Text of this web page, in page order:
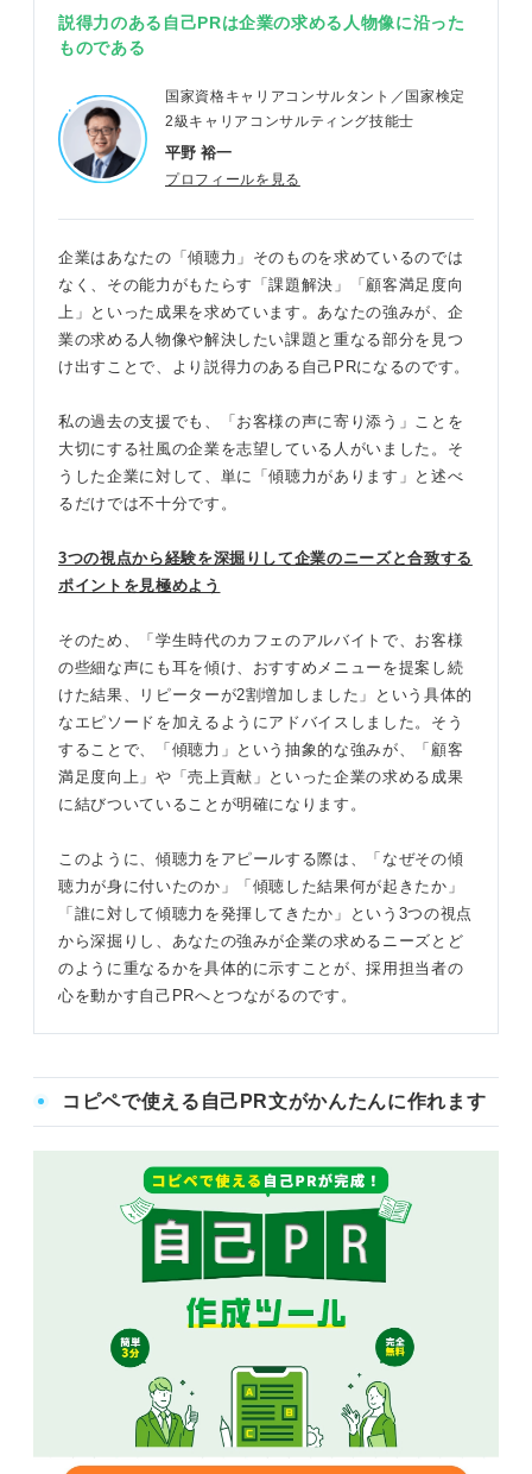
説得力のある自己PRは企業の求める人物像に沿った
ものである
国家資格キャリアコンサルタント／国家検定
2級キャリアコンサルティング技能士
平野 裕一
プロフィールを見る
企業はあなたの「傾聴力」そのものを求めているのでは
なく、その能力がもたらす「課題解決」「顧客満足度向
上」といった成果を求めています。あなたの強みが、企
業の求める人物像や解決したい課題と重なる部分を見つ
け出すことで、より説得力のある自己PRになるのです。
私の過去の支援でも、「お客様の声に寄り添う」ことを
大切にする社風の企業を志望している人がいました。そ
うした企業に対して、単に「傾聴力があります」と述べ
るだけでは不十分です。
3つの視点から経験を深掘りして企業のニーズと合致する
ポイントを見極めよう
そのため、「学生時代のカフェのアルバイトで、お客様
の些細な声にも耳を傾け、おすすめメニューを提案し続
けた結果、リピーターが2割増加しました」という具体的
なエピソードを加えるようにアドバイスしました。そう
することで、「傾聴力」という抽象的な強みが、「顧客
満足度向上」や「売上貢献」といった企業の求める成果
に結びついていることが明確になります。
このように、傾聴力をアピールする際は、「なぜその傾
聴力が身に付いたのか」「傾聴した結果何が起きたか」
「誰に対して傾聴力を発揮してきたか」という3つの視点
から深掘りし、あなたの強みが企業の求めるニーズとど
のように重なるかを具体的に示すことが、採用担当者の
心を動かす自己PRへとつながるのです。
コピペで使える自己PR文がかんたんに作れます